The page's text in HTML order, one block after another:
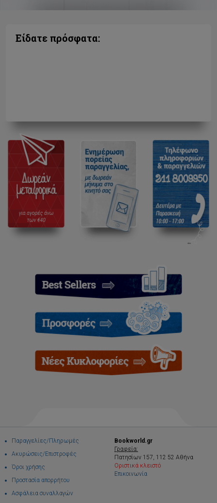
Είδατε πρόσφατα:
Παραγγελίες/Πληρωμές
Ακυρώσεις/Επιστροφές
Όροι χρήσης
Προστασία απορρήτου
Ασφάλεια συναλλαγών
Bookworld.gr
Γραφεία:
Πατησίων 157, 112 52 Αθήνα
Οριστικά κλειστό
Επικοινωνία